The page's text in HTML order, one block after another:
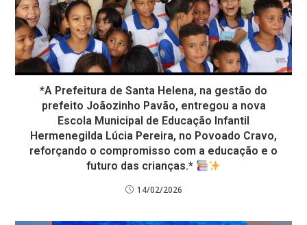
*A Prefeitura de Santa Helena, na gestão do
prefeito Joãozinho Pavão, entregou a nova
Escola Municipal de Educação Infantil
Hermenegilda Lúcia Pereira, no Povoado Cravo,
reforçando o compromisso com a educação e o
futuro das crianças.*
14/02/2026